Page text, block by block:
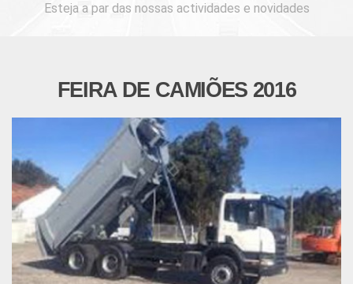
Esteja a par das nossas actividades e novidades
FEIRA DE CAMIÕES 2016